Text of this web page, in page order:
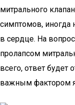
митрального
симптомов, иногда
в сердце. На
пролапсом
всего, ответ будет
важным фактором